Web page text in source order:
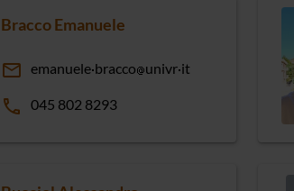
Bracco Emanuele
email emanuele bracco univr it
phone 045 802 8293